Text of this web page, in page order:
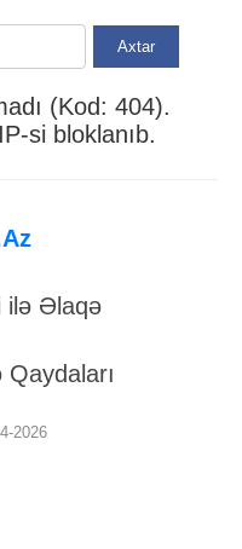
Axtar
(Kod: 404).
si bloklanıb.
ilə Əlaqə
2026